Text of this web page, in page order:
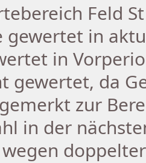
Feld
gewertet in
in
gewertet, da
zur
in der